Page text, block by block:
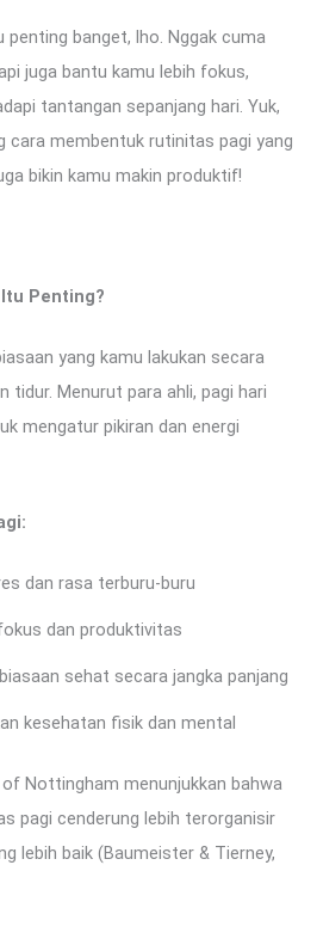
banget, lho. Nggak cuma
juga bantu kamu lebih fokus,
tantangan sepanjang hari. Yuk,
cara membentuk rutinitas pagi yang
bikin kamu makin produktif!
Penting?
yang kamu lakukan secara
tidur. Menurut para ahli, pagi hari
mengatur pikiran dan energi
dan rasa terburu-buru
dan produktivitas
sehat secara jangka panjang
kesehatan fisik dan mental
Nottingham menunjukkan bahwa
pagi cenderung lebih terorganisir
lebih baik (Baumeister & Tierney,